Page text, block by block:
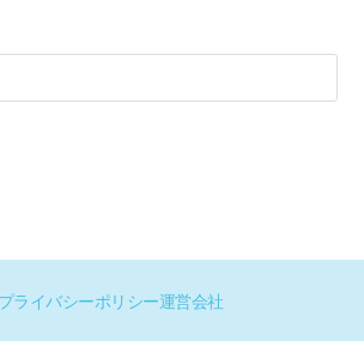
プライバシーポリシー運営会社